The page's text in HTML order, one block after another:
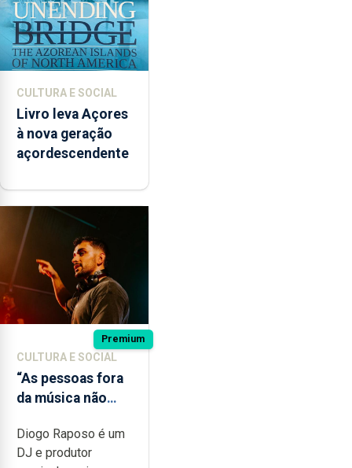
CULTURA E SOCIAL
Livro leva Açores
à nova geração
açordescendente
Premium
CULTURA E SOCIAL
“As pessoas fora
da música não
quão difícil é
produzir uma
Diogo Raposo é um
DJ e produtor